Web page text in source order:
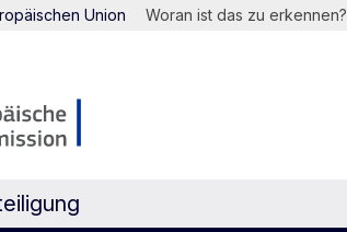
Union Woran ist das zu erkennen?